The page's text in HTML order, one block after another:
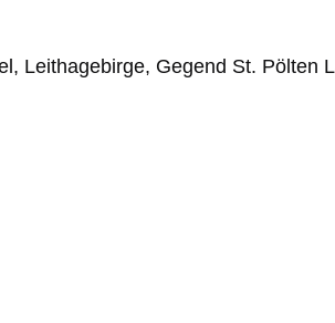
Leithagebirge, Gegend St. Pölten